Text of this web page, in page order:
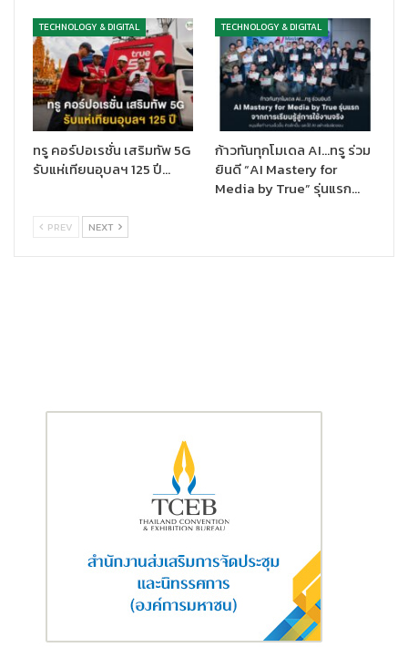
Awesome Intelligence
ที่ไม่ต้องการออกจากภาพได้ง่ายและเป็นธรรมชาติมากขึ้น นอกจากนี้
Voice Transcription ในแอปพลิเคชันบันทึกเสียงยังสามารถ
แปลภาษาได้ในขณะถอดข้อความ ช่วยจดบันทึกการประชุมได้ง่ายขึ้น
ต่อยอดประสบการณ์ Awesome Intelligence[5] ฟีเจอร์ AI ที่ทรง
พลังของซัมซุงซึ่งเปิดตัวไปเมื่อต้นปีที่ผ่านมา Samsung Galaxy A27
5G รองรับผู้ช่วย AI ที่หลากหลาย ทั้งGoogle Geminiและ
โดยผสานการทำงานกับแอปพลิเคชันมาตรฐานของ
Galaxy ได้ลึกซึ้งยิ่งขึ้น เช่น Gallery ช่วยให้การใช้งานในชีวิตประจำวัน
TECHNOLOGY & DIGITAL
ทรู คอร์ปอเรชั่น เสริมทัพ 5G
รับแห่เทียนอุบลฯ 125 ปี…
TECHNOLOGY & DIGITAL
ก้าวทันทุกโมเดล AI…ทรู ร่วม
ยินดี “AI Mastery for
Media by True” รุ่นแรก…
PREV NEXT